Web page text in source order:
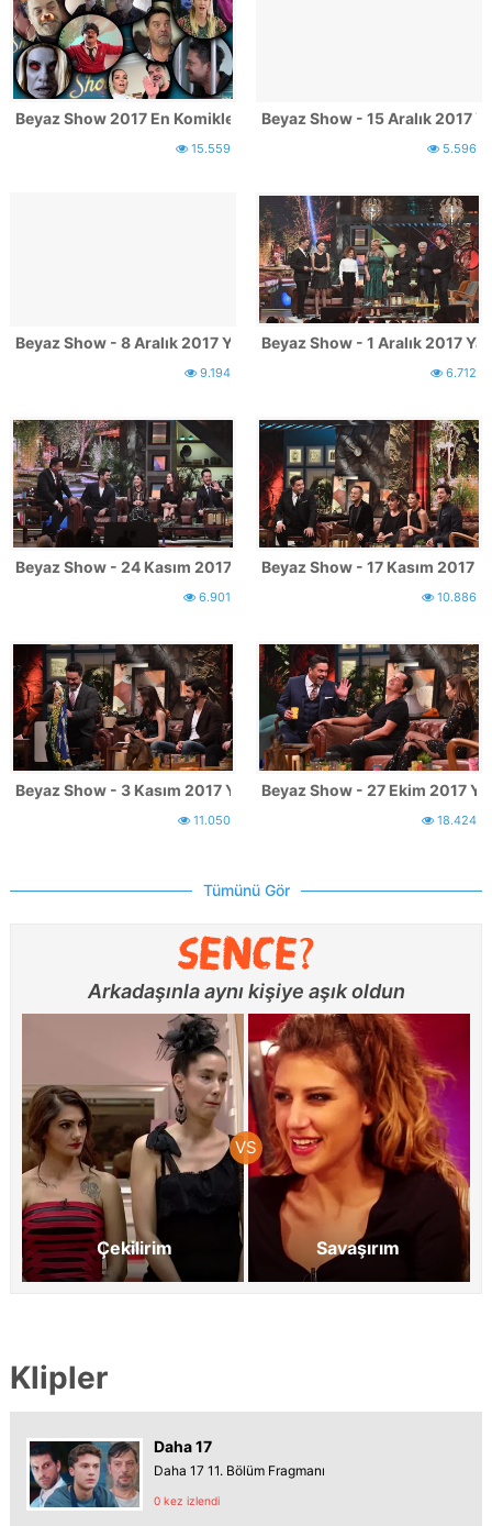
Beyaz Show 2017 En Komikler
15.559
Beyaz Show - 15 Aralık 2017
5.596
Beyaz Show - 8 Aralık 2017 Yayınından Kareler
9.194
Beyaz Show - 1 Aralık 2017
6.712
Beyaz Show - 24 Kasım 2017 Yayınından Kareler
6.901
Beyaz Show - 17 Kasım 2017
10.886
Beyaz Show - 3 Kasım 2017 Yayınından Kareler
11.050
Beyaz Show - 27 Ekim 2017
18.424
Tümünü Gör
Arkadaşınla aynı kişiye aşık oldun
Çekilirim Savaşırım
Klipler
Daha 17
Daha 17 11. Bölüm Fragmanı
0 kez izlendi